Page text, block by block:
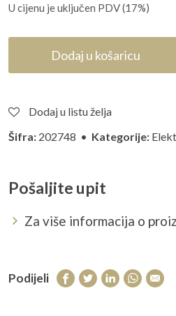
U cijenu je uključen PDV (17%)
Dodaj u košaricu
Dodaj u listu želja
Šifra: 202748 • Kategorije:
Pošaljite upit
Za više informacija o
Podijeli